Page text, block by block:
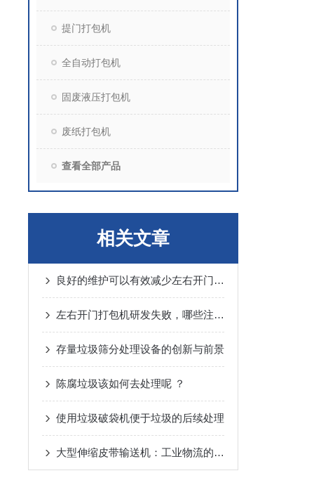
提门打包机
全自动打包机
固废液压打包机
废纸打包机
查看全部产品
相关文章
良好的维护可以有效减少左右开门打包机损伤
左右开门打包机研发失败，哪些注意事项可以借鉴
存量垃圾筛分处理设备的创新与前景
陈腐垃圾该如何去处理呢 ？
使用垃圾破袋机便于垃圾的后续处理
大型伸缩皮带输送机：工业物流的“智能动脉”